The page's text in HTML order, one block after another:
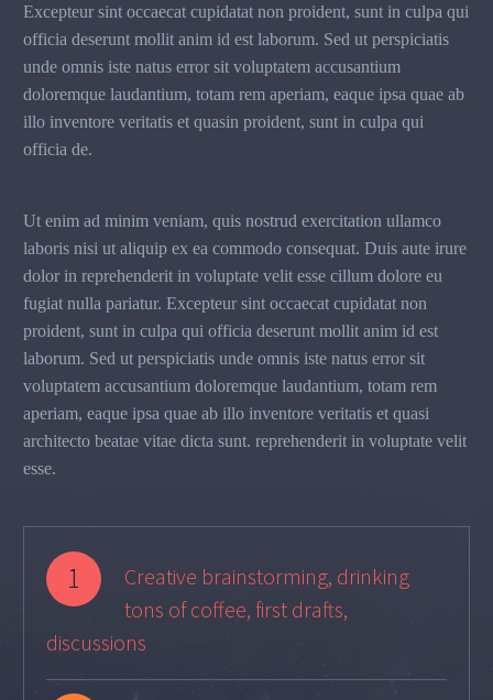
Excepteur sint occaecat cupidatat non proident, sunt in culpa qui
officia deserunt mollit anim id est laborum. Sed ut perspiciatis
unde omnis iste natus error sit voluptatem accusantium
doloremque laudantium, totam rem aperiam, eaque ipsa quae ab
illo inventore veritatis et quasin proident, sunt in culpa qui
officia de.
Ut enim ad minim veniam, quis nostrud exercitation ullamco
laboris nisi ut aliquip ex ea commodo consequat. Duis aute irure
dolor in reprehenderit in voluptate velit esse cillum dolore eu
fugiat nulla pariatur. Excepteur sint occaecat cupidatat non
proident, sunt in culpa qui officia deserunt mollit anim id est
laborum. Sed ut perspiciatis unde omnis iste natus error sit
voluptatem accusantium doloremque laudantium, totam rem
aperiam, eaque ipsa quae ab illo inventore veritatis et quasi
architecto beatae vitae dicta sunt. reprehenderit in voluptate velit
esse.
1
Creative brainstorming, drinking
tons of coffee, first drafts,
discussions